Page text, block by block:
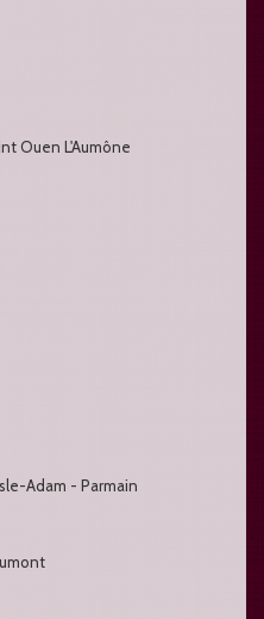
Ouen L'Aumône
Adam - Parmain